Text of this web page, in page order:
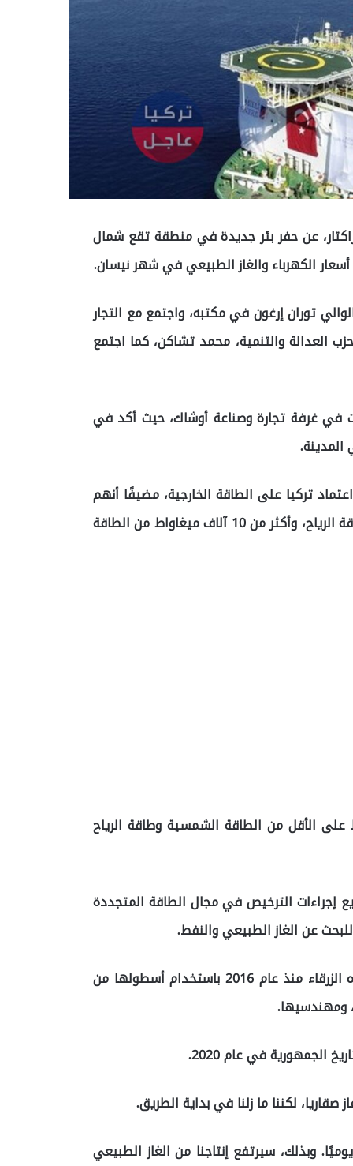
عن حفر بئر جديدة في منطقة تقع شمال
الكهرباء والغاز الطبيعي في شهر نيسان.
توران إرغون في مكتبه، واجتمع مع التجار
العدالة والتنمية، محمد تشاكن، كما اجتمع
في غرفة تجارة وصناعة أوشاك، حيث أكد في
منذ 22 عامًا على تقليل اعتماد تركيا على الطاقة الخارجية، مضيفًا أنهم
أضافوا خلال هذه الفترة أكثر من 12 ألف ميغاواط من طاقة الرياح، وأكثر من 10 آلاف ميغاواط من الطاقة
الاستثمار في 5 آلاف ميغاواط على الأقل من الطاقة الشمسية وطاقة الرياح
إجراءات الترخيص في مجال الطاقة المتجددة
عن الغاز الطبيعي والنفط.
ذكر بايراكتار أن تركيا تبحث عن الغاز الطبيعي في المياه الزرقاء منذ عام 2016 باستخدام أسطولها من
ومهندسيها.
الجمهورية في عام 2020.
إلى 40 مليون متر مكعب يوميًا. وبذلك، سيرتفع إنتاجنا من الغاز الطبيعي